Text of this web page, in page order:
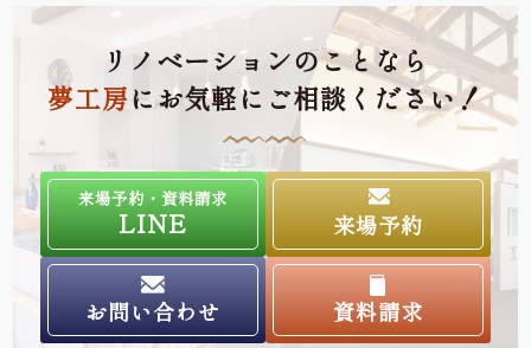
リノベーションのことなら
夢工房にお気軽にご相談ください！
来場予約・資料請求
LINE 来場予約
お問い合わせ 資料請求